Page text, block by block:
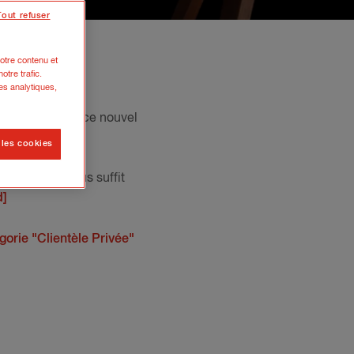
proposons ce nouvel
client ? Il vous suffit
"Clientèle Privée"
contenu et
trafic.
analytiques,
refuser
cookies